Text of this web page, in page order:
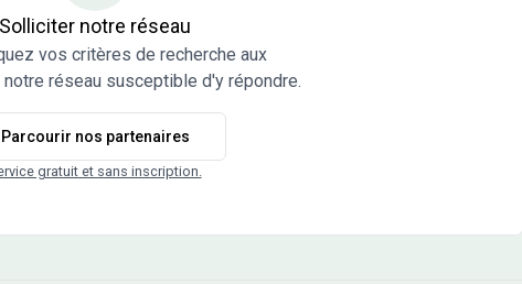
Solliciter notre réseau
vos critères de recherche aux
réseau susceptible d'y répondre.
Parcourir nos partenaires
gratuit et sans inscription.